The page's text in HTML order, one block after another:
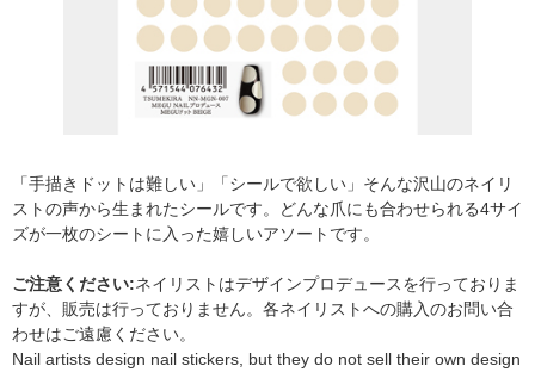
「手描きドットは難しい」「シールで欲しい」そんな沢山のネイリ
ストの声から生まれたシールです。どんな爪にも合わせられる4サイ
ズが一枚のシートに入った嬉しいアソートです。
ご注意ください:ネイリストはデザインプロデュースを行っておりま
すが、販売は行っておりません。各ネイリストへの購入のお問い合
わせはご遠慮ください。
Nail artists design nail stickers, but they do not sell their own design